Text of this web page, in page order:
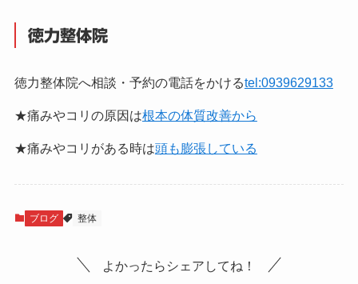
徳力整体院
徳力整体院へ相談・予約の電話をかけるtel:0939629133
★痛みやコリの原因は根本の体質改善から
★痛みやコリがある時は頭も膨張している
ブログ 整体
よかったらシェアしてね！